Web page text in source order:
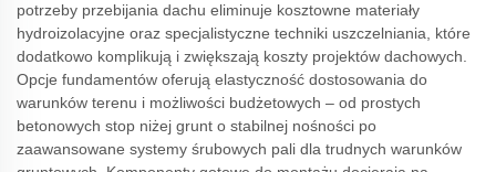
potrzeby przebijania dachu eliminuje kosztowne materiały
hydroizolacyjne oraz specjalistyczne techniki uszczelniania, które
dodatkowo komplikują i zwiększają koszty projektów dachowych.
Opcje fundamentów oferują elastyczność dostosowania do
warunków terenu i możliwości budżetowych – od prostych
betonowych stop niżej grunt o stabilnej nośności po
zaawansowane systemy śrubowych pali dla trudnych warunków